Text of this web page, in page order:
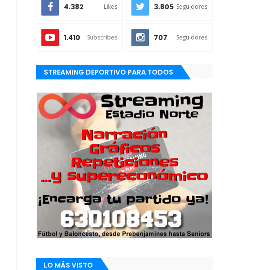
4.382 Likes 3.805 Seguidores
1.410 Subscribes 707 Seguidores
STREAMING DEPORTIVO PARA TODOS
LO MÁS VISTO